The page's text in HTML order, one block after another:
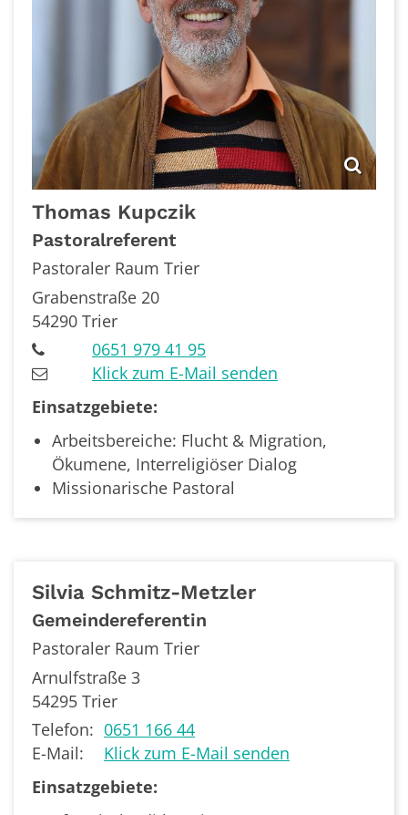
Thomas Kupczik
Pastoralreferent
Pastoraler Raum Trier
Grabenstraße 20
54290 Trier
0651 979 41 95
Klick zum E-Mail senden
Einsatzgebiete:
Arbeitsbereiche: Flucht & Migration,
Ökumene, Interreligiöser Dialog
Missionarische Pastoral
Silvia Schmitz-Metzler
Gemeindereferentin
Pastoraler Raum Trier
Arnulfstraße 3
54295 Trier
Telefon: 0651 166 44
E-Mail:
Klick zum E-Mail senden
Einsatzgebiete: